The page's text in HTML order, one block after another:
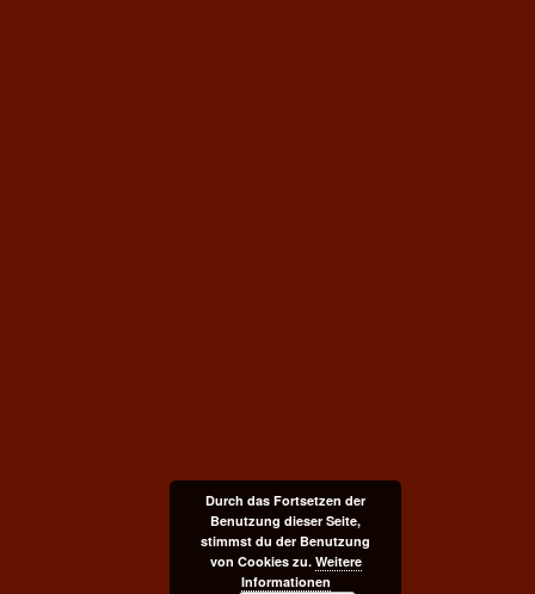
Durch das Fortsetzen der
Benutzung dieser Seite,
stimmst du der Benutzung
von Cookies zu. Weitere
Informationen